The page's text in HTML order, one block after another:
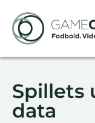
Spillets
data